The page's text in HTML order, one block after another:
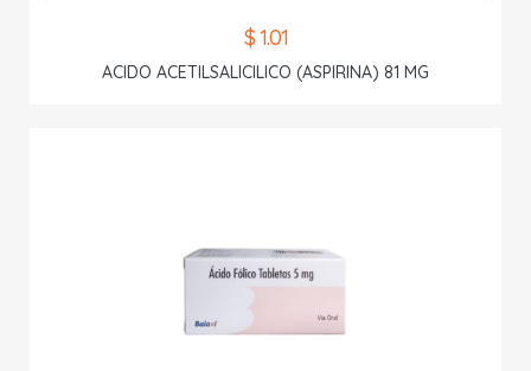
$ 1.01
ACIDO ACETILSALICILICO (ASPIRINA) 81 MG